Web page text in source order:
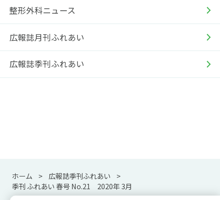
整形外科ニュース
広報誌月刊ふれあい
広報誌季刊ふれあい
ホーム
広報誌季刊ふれあい
季刊 ふれあい 春号 No.21 2020年 3月